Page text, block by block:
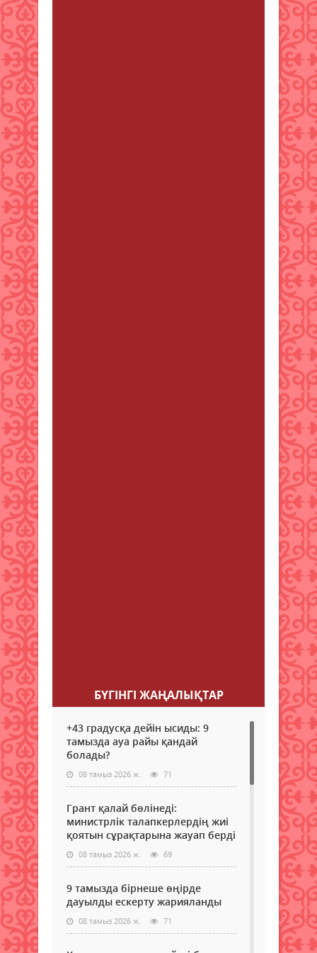
БҮГІНГI ЖАҢАЛЫҚТАР
+43 градусқа дейін ысиды: 9
тамызда ауа райы қандай
болады?
08 тамыз 2026 ж. 71
Грант қалай бөлінеді:
министрлік талапкерлердің жиі
қоятын сұрақтарына жауап берді
08 тамыз 2026 ж. 69
9 тамызда бірнеше өңірде
дауылды ескерту жарияланды
08 тамыз 2026 ж. 71